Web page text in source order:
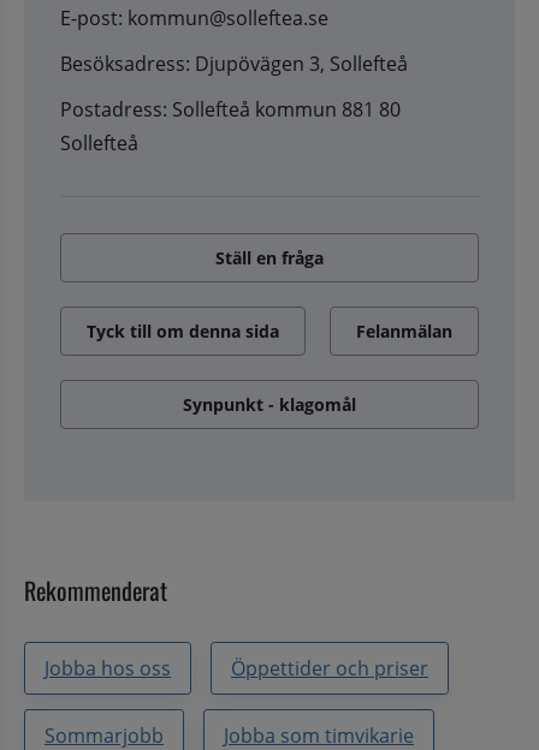
E-post: kommun@solleftea.se
Besöksadress: Djupövägen 3, Sollefteå
Postadress: Sollefteå kommun 881 80
Sollefteå
Ställ en fråga
Tyck till om denna sida Felanmälan
Synpunkt - klagomål
Rekommenderat
Jobba hos oss Öppettider och priser
Sommarjobb Jobba som timvikarie